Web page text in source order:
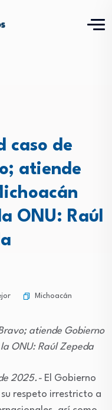
caso de
atiende
ONU: Raúl
Michoacán
atiende Gobierno
ONU: Raúl Zepeda
2025.- El Gobierno
respeto irrestricto a